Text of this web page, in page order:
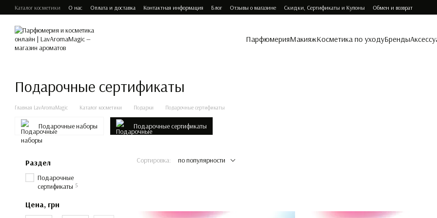
Перейти к основному контенту
Каталог косметики О нас Оплата и доставка Контактная информация Блог Отзывы о магазине Скидки, Сертификаты и Купоны Обмен и возврат
ПарфюмерияМакияжКосметика по уходуБренды
Подарочные сертификаты
Главная LavAromaMagic Каталог косметики Подарки Подарочные сертификаты
Подарочные наборы Подарочные сертификаты
Сортировка: по популярности
Раздел
Подарочные
сертификаты 5
Цена, грн